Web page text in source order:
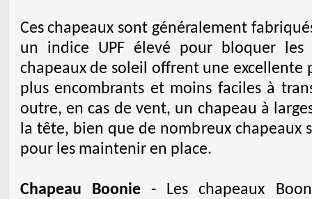
Ces chapeaux sont généralement
un indice UPF élevé pour bloquer
chapeaux de soleil offrent une
plus encombrants et moins faciles à
outre, en cas de vent, un chapeau à
la tête, bien que de nombreux chapeaux
pour les maintenir en place.
Chapeau Boonie- Les chapeaux